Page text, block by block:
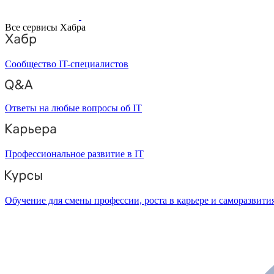
Все сервисы Хабра
Сообщество IT-специалистов
Ответы на любые вопросы об IT
Профессиональное развитие в IT
Обучение для смены профессии, роста в карьере и